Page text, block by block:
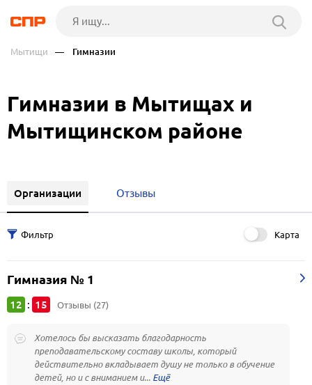
Мытищи — Гимназии
Гимназии в Мытищах и
Мытищинском районе
Организации Отзывы
Карта
Гимназия № 1
12 : 15 Отзывы (27)
Хотелось бы высказать благодарность
преподавательскому составу школы, который
действительно вкладывает душу не только в обучение
детей, но и с вниманием и...